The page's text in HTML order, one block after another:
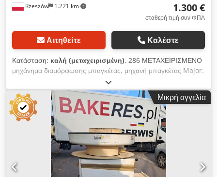
Rzeszów 1.221 km 1.300 €
σταθερή τιμή συν ΦΠΑ
Αιτηθείτε Καλέστε
Κατάσταση: καλή (μεταχειρισμένη), 286 ΜΕΤΑΧΕΙΡΙΣΜΕΝΟ
μηχάνημα διαμόρφωσης μπαγκέτας, μηχανή μπαγκέτας Major.
Η συσκευή είναι σε λειτουργική κατάσταση. ΤΕΧΝΙΚΑ
ΧΑΡΑΚΤΗΡΙΣΤΙΚΑ: - ωφέλιμο πλάτος: 60 εκ. Η αναγραφόμενη
τιμή είναι καθαρή τιμή. ΜΙΛΑΜΕ ΑΓΓΛΙΚΑ, ΓΕΡΜΑΝΙΚΑ,
ΓΑΛΛΙΚΑ, ΡΩΣΙΚΑ, ΟΥΚΡΑΝΙΚΑ. Στη γκάμα μας θα βρείτε
φούρνους αρτοποιίας, φούρνους καροτσιών, πολυόροφους
φούρνους, ζαχαροπλαστικής, φούρνους καταστημάτων,
αρτομηχανές, γραμμές ψωμιού, γραμμές ψωμάκι, γραμμές
ζαχαροπλαστικής, γραμμές κρουασάν, μηχανές μπαγκέτας,
ζυμωτήρια, μίξερ, μηχανές ανοίγματος ζύμης, μηχανές για
κρουασάν. Dcsdeyghhzepfx Ah Ejk Δείτε όλες τις αγγελίες μας.
Μικρή αγγελία